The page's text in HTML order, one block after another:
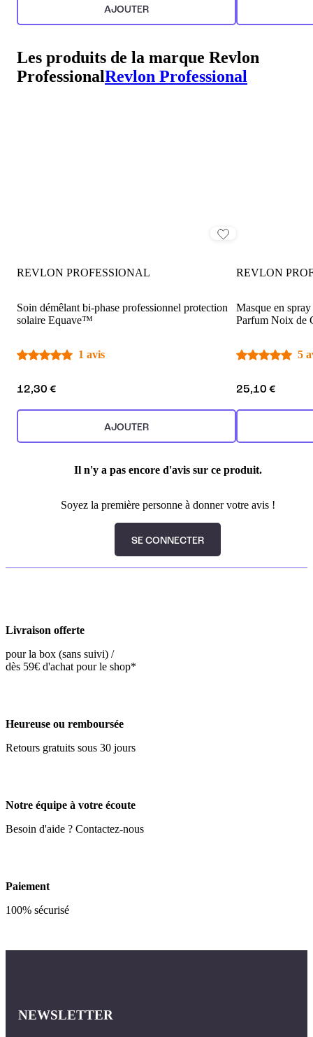
AJOUTER
Les produits de la marque Revlon
ProfessionalRevlon Professional
REVLON PROFESSIONAL
Soin démêlant bi-phase professionnel protection
solaire Equave™
1 avis
12,30 €
AJOUTER
REVLON
Masque en
Parfum Noix
5
25,10 €
Il n'y a pas encore d'avis sur ce produit.
Soyez la première personne à donner votre avis !
SE CONNECTER
Livraison offerte
pour la box (sans suivi) /
dès 59€ d'achat pour le shop*
Heureuse ou remboursée
Retours gratuits sous 30 jours
Notre équipe à votre écoute
Besoin d'aide ? Contactez-nous
Paiement
100% sécurisé
NEWSLETTER